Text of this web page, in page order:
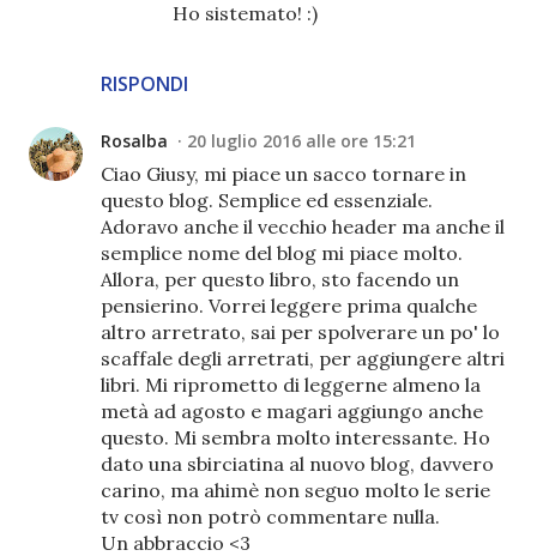
RISPONDI
Ho sistemato! :)
Rosalba 20 luglio 2016 alle ore 15:21
Ciao Giusy, mi piace un sacco tornare in
questo blog. Semplice ed essenziale.
Adoravo anche il vecchio header ma anche il
semplice nome del blog mi piace molto.
Allora, per questo libro, sto facendo un
pensierino. Vorrei leggere prima qualche
altro arretrato, sai per spolverare un po' lo
scaffale degli arretrati, per aggiungere altri
libri. Mi riprometto di leggerne almeno la
metà ad agosto e magari aggiungo anche
questo. Mi sembra molto interessante. Ho
dato una sbirciatina al nuovo blog, davvero
carino, ma ahimè non seguo molto le serie
tv così non potrò commentare nulla.
Un abbraccio <3